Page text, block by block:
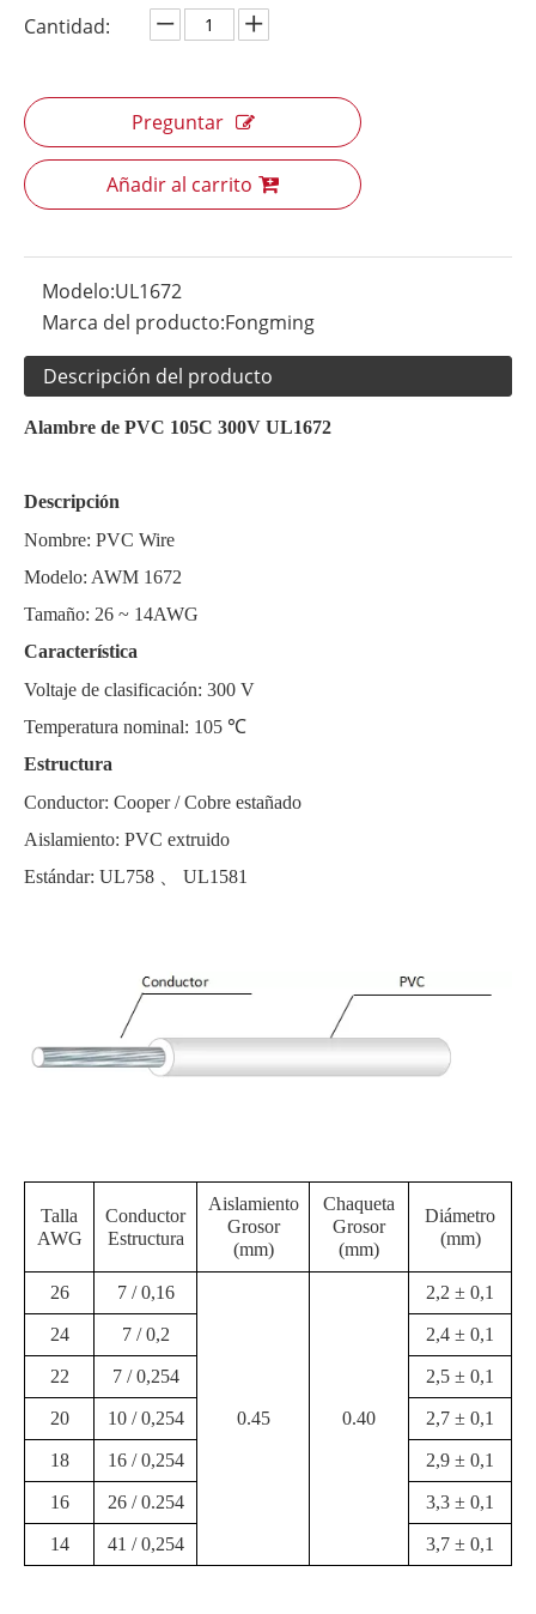
Cantidad:
Preguntar
Añadir al carrito
Modelo:UL1672
Marca del producto:Fongming
Descripción del producto
Alambre de PVC 105C 300V UL1672
Descripción
Nombre: PVC Wire
Modelo: AWM 1672
Tamaño: 26 ~ 14AWG
Característica
Voltaje de clasificación: 300 V
Temperatura nominal: 105 ℃
Estructura
Conductor: Cooper / Cobre estañado
Aislamiento: PVC extruido
Estándar: UL758 、 UL1581
Talla
AWG
Conductor
Estructura
Aislamiento
Grosor
(mm)
Chaqueta
Grosor
(mm)
Diámetro
(mm)
26 7 / 0,16
0.45 0.40
2,2 ± 0,1
24 7 / 0,2 2,4 ± 0,1
22 7 / 0,254 2,5 ± 0,1
20 10 / 0,254 2,7 ± 0,1
18 16 / 0,254 2,9 ± 0,1
16 26 / 0.254 3,3 ± 0,1
14 41 / 0,254 3,7 ± 0,1